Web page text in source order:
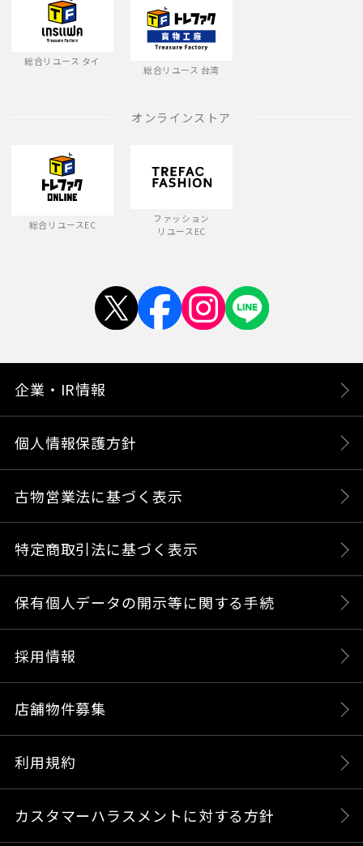
総合リユース タイ
総合リユース 台湾
オンラインストア
総合リユースEC
ファッション
リユースEC
企業・IR情報
個人情報保護方針
古物営業法に基づく表示
特定商取引法に基づく表示
保有個人データの開示等に関する手続
採用情報
店舗物件募集
利用規約
カスタマーハラスメントに対する方針